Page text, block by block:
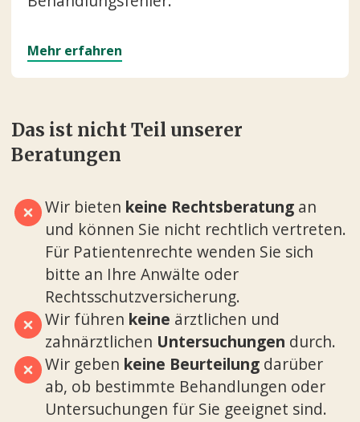
Mehr erfahren
Das ist nicht Teil unserer
Beratungen
Wir bieten keine Rechtsberatung an
und können Sie nicht rechtlich vertreten.
Für Patientenrechte wenden Sie sich
bitte an Ihre Anwälte oder
Rechtsschutzversicherung.
Wir führen keine ärztlichen und
zahnärztlichen Untersuchungen durch.
Wir geben keine Beurteilung darüber
ab, ob bestimmte Behandlungen oder
Untersuchungen für Sie geeignet sind.